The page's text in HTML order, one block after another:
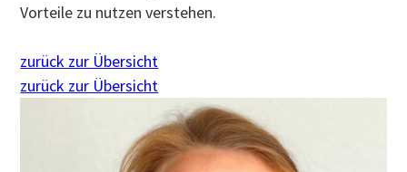
Vorteile zu nutzen verstehen.
zurück zur Übersicht
zurück zur Übersicht